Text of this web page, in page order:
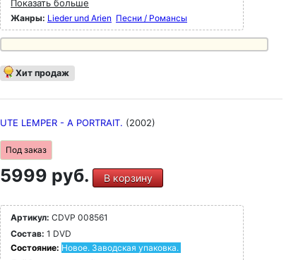
Показать больше
Жанры: Lieder und Arien Песни / Романсы
Хит продаж
UTE LEMPER - A PORTRAIT. (2002)
Под заказ
5999 руб. В корзину
Артикул: CDVP 008561
Состав: 1 DVD
Состояние: Новое. Заводская упаковка.